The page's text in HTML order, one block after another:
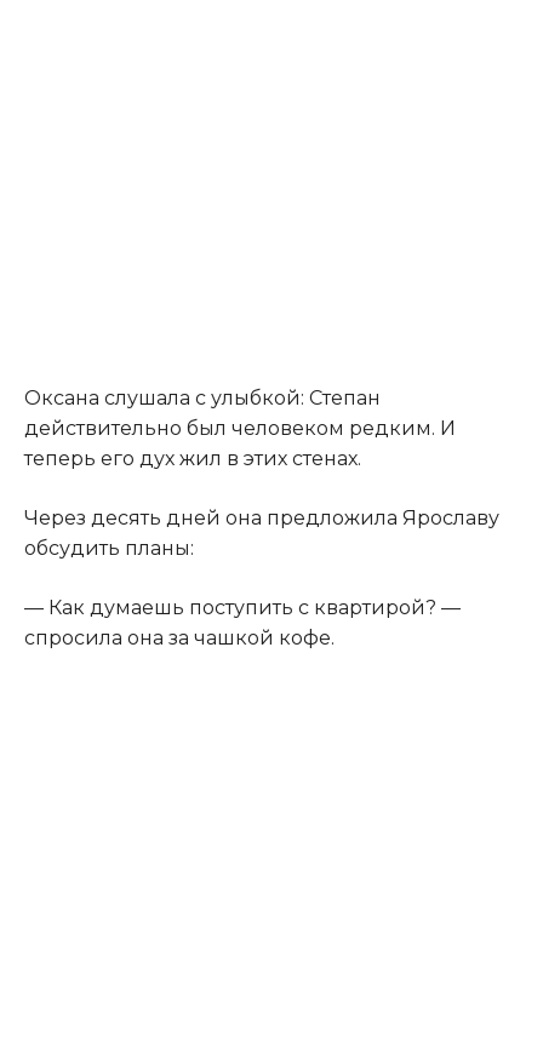
Оксана слушала с улыбкой: Степан
действительно был человеком редким. И
теперь его дух жил в этих стенах.
Через десять дней она предложила Ярославу
обсудить планы:
— Как думаешь поступить с квартирой? —
спросила она за чашкой кофе.